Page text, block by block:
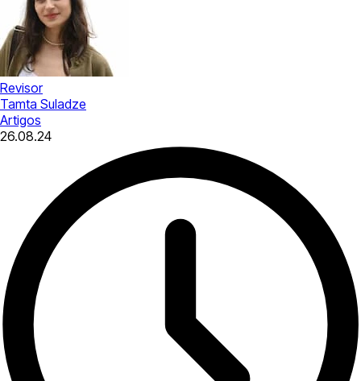
Revisor
Tamta Suladze
Artigos
26.08.24